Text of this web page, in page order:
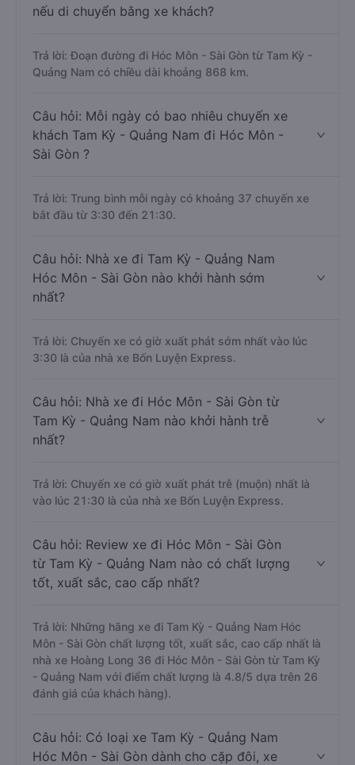
nếu di chuyển bằng xe khách?
Trả lời: Đoạn đường đi Hóc Môn - Sài Gòn từ Tam Kỳ -
Quảng Nam có chiều dài khoảng 868 km.
Câu hỏi: Mỗi ngày có bao nhiêu chuyến xe
khách Tam Kỳ - Quảng Nam đi Hóc Môn -
Sài Gòn ?
Trả lời: Trung bình mỗi ngày có khoảng 37 chuyến xe
bắt đầu từ 3:30 đến 21:30.
Câu hỏi: Nhà xe đi Tam Kỳ - Quảng Nam
Hóc Môn - Sài Gòn nào khởi hành sớm
nhất?
Trả lời: Chuyến xe có giờ xuất phát sớm nhất vào lúc
3:30 là của nhà xe Bốn Luyện Express.
Câu hỏi: Nhà xe đi Hóc Môn - Sài Gòn từ
Tam Kỳ - Quảng Nam nào khởi hành trễ
nhất?
Trả lời: Chuyến xe có giờ xuất phát trễ (muộn) nhất là
vào lúc 21:30 là của nhà xe Bốn Luyện Express.
Câu hỏi: Review xe đi Hóc Môn - Sài Gòn
từ Tam Kỳ - Quảng Nam nào có chất lượng
tốt, xuất sắc, cao cấp nhất?
Trả lời: Những hãng xe đi Tam Kỳ - Quảng Nam Hóc
Môn - Sài Gòn chất lượng tốt, xuất sắc, cao cấp nhất là
nhà xe Hoàng Long 36 đi Hóc Môn - Sài Gòn từ Tam Kỳ
- Quảng Nam với điểm chất lượng là 4.8/5 dựa trên 26
đánh giá của khách hàng).
Câu hỏi: Có loại xe Tam Kỳ - Quảng Nam
Hóc Môn - Sài Gòn dành cho cặp đôi, xe